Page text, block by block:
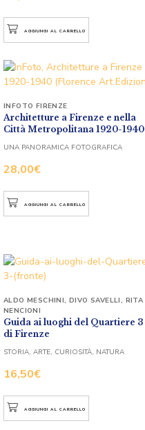
AGGIUNGI AL CARRELLO
Architetture a Firenze e nella
Città Metropolitana 1920-1940
28,00€
INFOTO FIRENZE
UNA PANORAMICA FOTOGRAFICA
AGGIUNGI AL CARRELLO
Guida ai luoghi del Quartiere 3
di Firenze
16,50€
ALDO MESCHINI,DIVO SAVELLI, RITA
NENCIONI
STORIA, ARTE, CURIOSITÀ, NATURA
AGGIUNGI AL CARRELLO